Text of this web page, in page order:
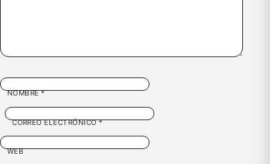
NOMBRE*
CORREO ELECTRÓNICO*
WEB